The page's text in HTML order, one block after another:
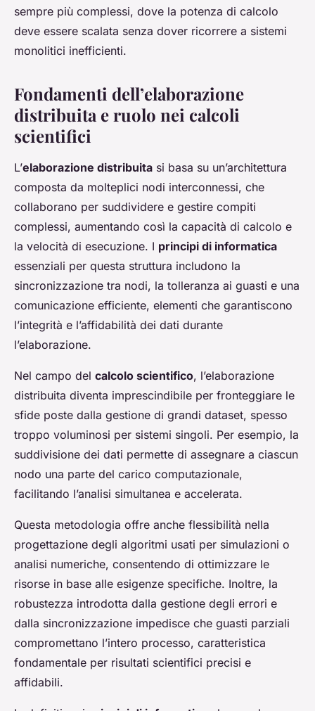
sempre più complessi, dove la potenza di calcolo
deve essere scalata senza dover ricorrere a sistemi
monolitici inefficienti.
Fondamenti dell’elaborazione
distribuita e ruolo nei calcoli
scientifici
L’elaborazione distribuita si basa su un’architettura
composta da molteplici nodi interconnessi, che
collaborano per suddividere e gestire compiti
complessi, aumentando così la capacità di calcolo e
la velocità di esecuzione. I principi di informatica
essenziali per questa struttura includono la
sincronizzazione tra nodi, la tolleranza ai guasti e una
comunicazione efficiente, elementi che garantiscono
l’integrità e l’affidabilità dei dati durante
l’elaborazione.
Nel campo del calcolo scientifico, l’elaborazione
distribuita diventa imprescindibile per fronteggiare le
sfide poste dalla gestione di grandi dataset, spesso
troppo voluminosi per sistemi singoli. Per esempio, la
suddivisione dei dati permette di assegnare a ciascun
nodo una parte del carico computazionale,
facilitando l’analisi simultanea e accelerata.
Questa metodologia offre anche flessibilità nella
progettazione degli algoritmi usati per simulazioni o
analisi numeriche, consentendo di ottimizzare le
risorse in base alle esigenze specifiche. Inoltre, la
robustezza introdotta dalla gestione degli errori e
dalla sincronizzazione impedisce che guasti parziali
compromettano l’intero processo, caratteristica
fondamentale per risultati scientifici precisi e
affidabili.